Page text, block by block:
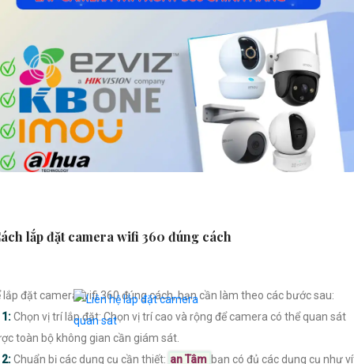
lắp đặt camera wifi 360 đúng cách
lắp đặt camera wifi 360 đúng cách, bạn cần làm theo các bước sau:
1:Chọn vị trí lắp đặt: Chọn vị trí cao và rộng để camera có thể quan sát
toàn bộ không gian cần giám sát.
2:Chuẩn bị các dụng cụ cần thiết: an Tâm bạn có đủ các dụng cụ như